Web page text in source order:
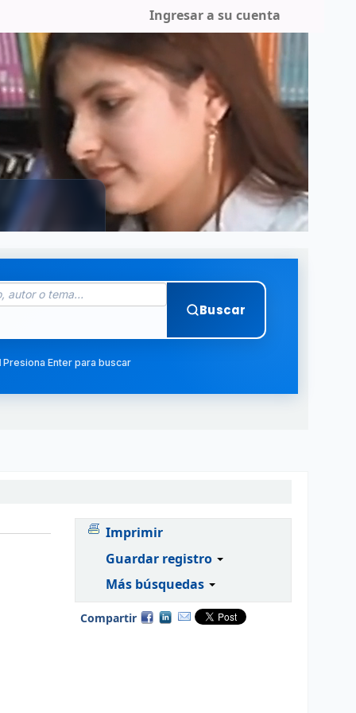
Ingresar a su cuenta
Buscar
Enter para buscar
Imprimir
Guardar registro
Más búsquedas
Compartir